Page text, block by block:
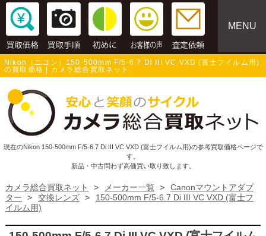
MENU
Nikon（ニコン）150-500mm F/5-6.7 Di III VC VXD (富士フイルム用)
の買取価格 | カメラ総合買取ネット
現在のNikon 150-500mm F/5-6.7 Di III VC VXD (富士フイルム用)の参考買取価格ページで
す。
新品・中古問わず高価買い取り致します。
カメラ総合買取ネット > メーカー一覧 >
Canonマウントアダプ
ター
> 交換レンズ >
150-500mm F/5-6.7 Di III VC VXD (富士フ
イルム用)